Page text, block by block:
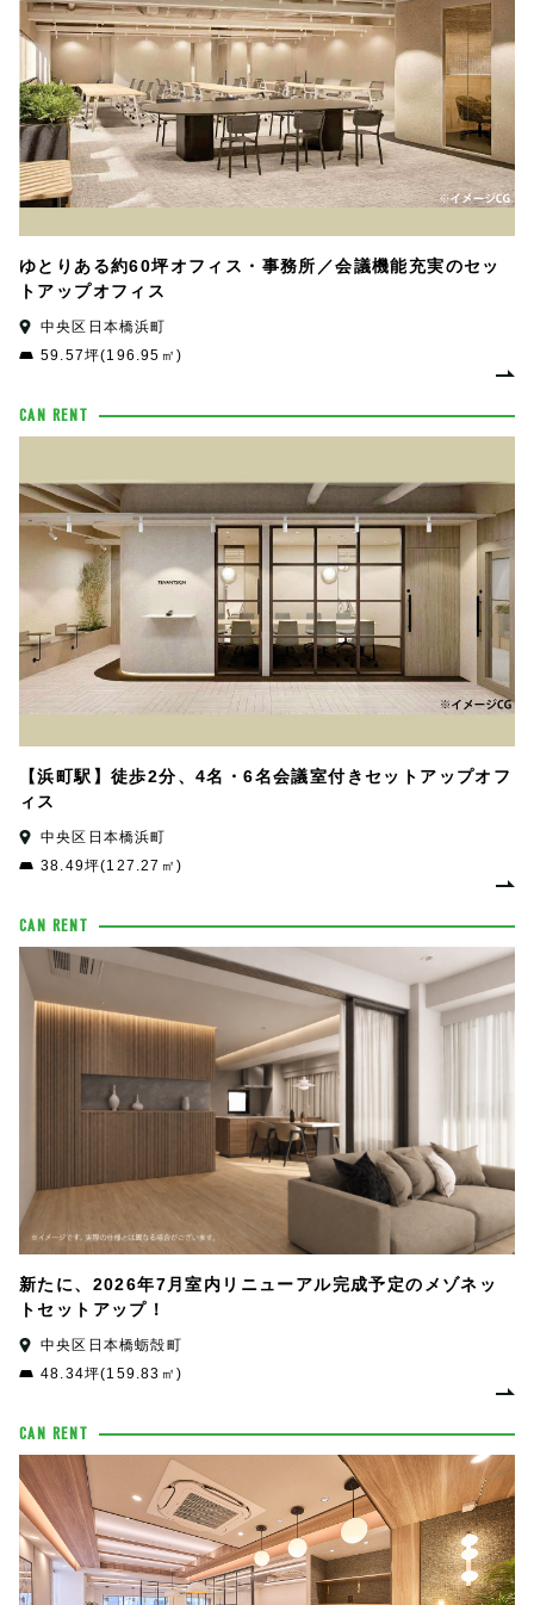
ゆとりある約60坪オフィス・事務所／会議機能充実のセッ
トアップオフィス
中央区日本橋浜町
59.57坪(196.95㎡)
CAN RENT
【浜町駅】徒歩2分、4名・6名会議室付きセットアップオフ
ィス
中央区日本橋浜町
38.49坪(127.27㎡)
CAN RENT
新たに、2026年7月室内リニューアル完成予定のメゾネッ
トセットアップ！
中央区日本橋蛎殻町
48.34坪(159.83㎡)
CAN RENT